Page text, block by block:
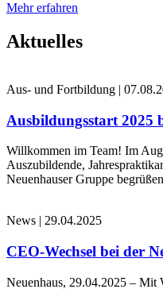
Mehr erfahren
Aktuelles
Aus- und Fortbildung |
Ausbildungsstart 2025
Willkommen im Team! Im
Auszubildende,
Neuenhauser Gruppe
News | 29.04.2025
CEO-Wechsel bei der
Neuenhaus, 29.04.2025 –